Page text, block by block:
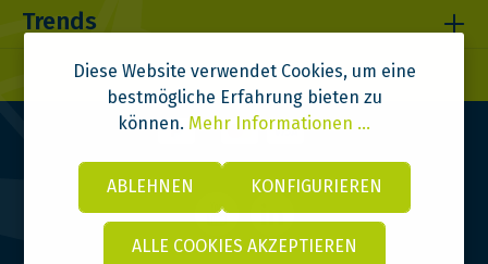
Trends
Diese Website verwendet Cookies, um eine
bestmögliche Erfahrung bieten zu
können. Mehr Informationen ...
ABLEHNEN KONFIGURIEREN
ALLE COOKIES AKZEPTIEREN